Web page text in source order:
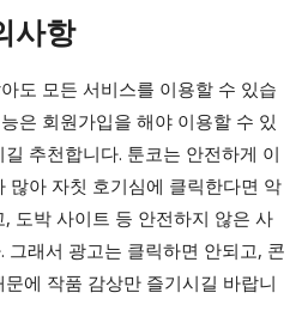
사항
도 모든 서비스를 이용할 수 있습
은 회원가입을 해야 이용할 수 있
추천합니다. 툰코는 안전하게 이
많아 자칫 호기심에 클릭한다면 악
도박 사이트 등 안전하지 않은 사
그래서 광고는 클릭하면 안되고, 콘
에 작품 감상만 즐기시길 바랍니